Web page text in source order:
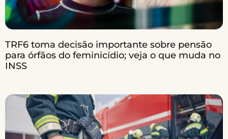
TRF6 toma decisão importante sobre pensão
para órfãos do feminicídio; veja o que muda no
INSS